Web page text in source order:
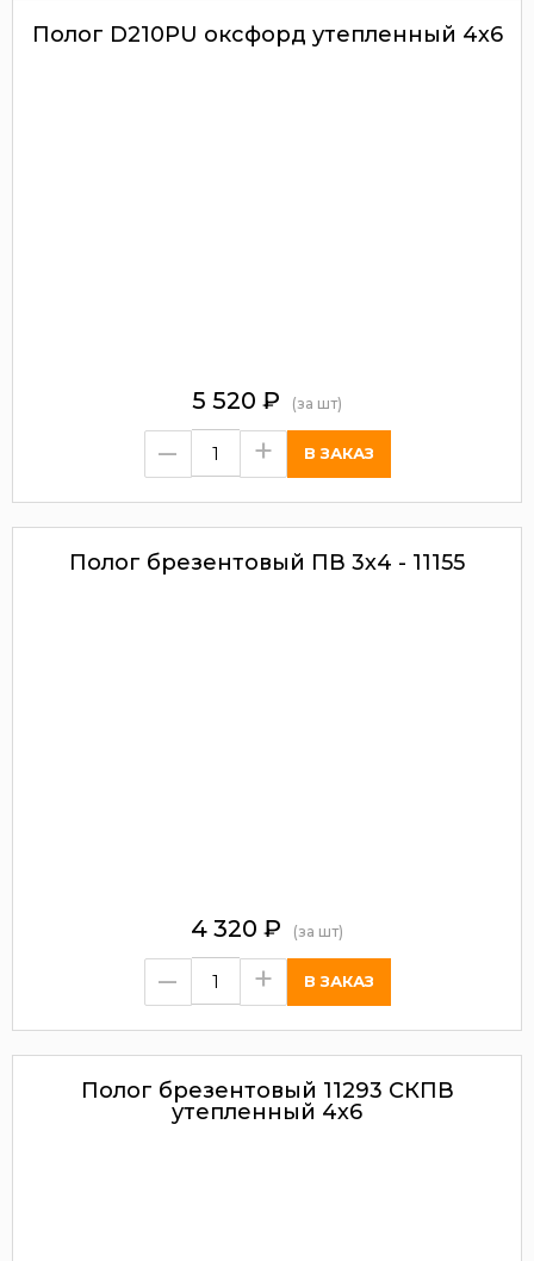
Полог D210PU оксфорд утепленный 4х6
5 520 ₽ (за шт)
– +
Полог брезентовый ПВ 3х4 - 11155
4 320 ₽ (за шт)
– +
Полог брезентовый 11293 СКПВ
утепленный 4х6